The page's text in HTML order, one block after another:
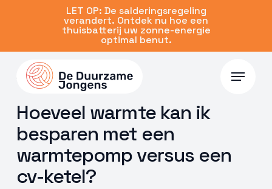
content
LET OP: De salderingsregeling
verandert. Ontdek nu hoe een
thuisbatterij uw zonne-energie
optimal benut.
Menu
17 jun 2026 | Warmtepomp
Hoeveel warmte kan ik
besparen met een
warmtepomp versus een
cv-ketel?